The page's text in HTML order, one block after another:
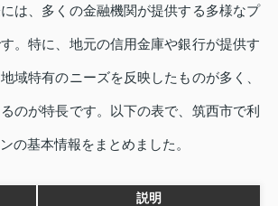
は、多くの金融機関が提供する多様なプ
。特に、地元の信用金庫や銀行が提供す
域特有のニーズを反映したものが多く、
のが特長です。以下の表で、筑西市で利
の基本情報をまとめました。
説明